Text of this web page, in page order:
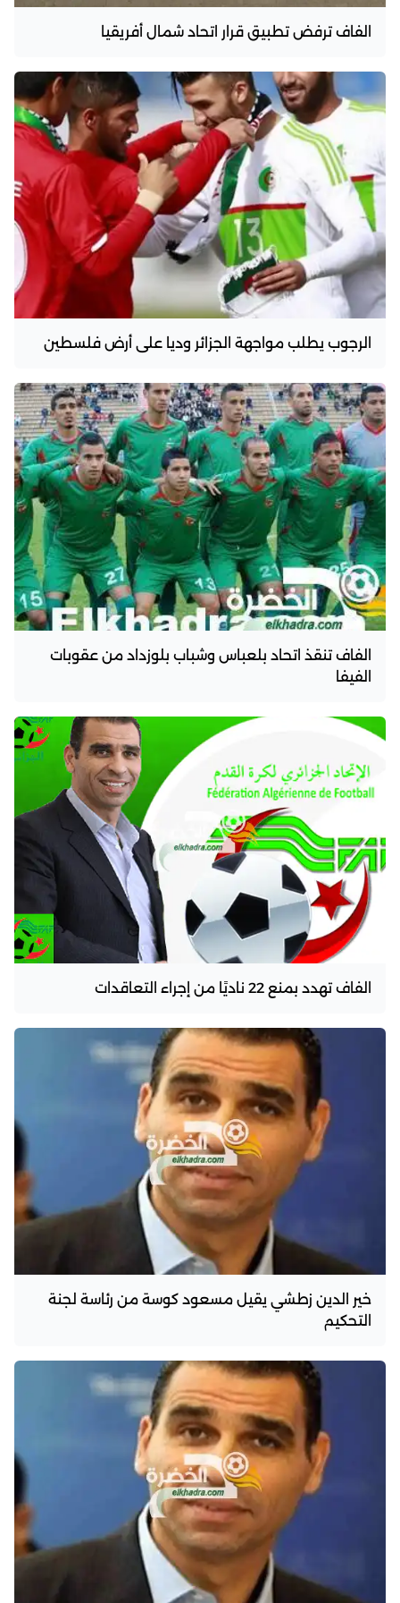
الفاف ترفض تطبيق قرار اتحاد شمال أفريقيا
الرجوب يطلب مواجهة الجزائر وديا على أرض فلسطين
الفاف تنقذ اتحاد بلعباس وشباب بلوزداد من عقوبات
الفيفا
الفاف تهدد بمنع 22 ناديًا من إجراء التعاقدات
خير الدين زطشي يقيل مسعود كوسة من رئاسة لجنة
التحكيم